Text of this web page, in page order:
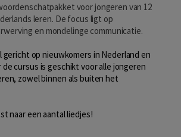
voor jongeren van 12
leren. De focus ligt op
en mondelinge communicatie.
gericht op nieuwkomers in Nederland en
de cursus is geschikt voor alle jongeren
zowel binnen als buiten het
naar een aantal liedjes!